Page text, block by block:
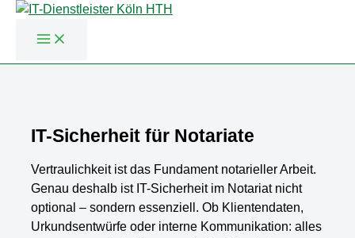
IT-Sicherheit für Notariate
Vertraulichkeit ist das Fundament notarieller Arbeit.
Genau deshalb ist IT-Sicherheit im Notariat nicht
optional – sondern essenziell. Ob Klientendaten,
Urkundsentwürfe oder interne Kommunikation: alles